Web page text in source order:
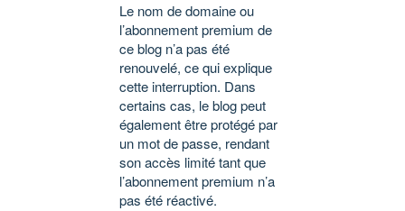
Le nom de domaine ou
l’abonnement premium de
ce blog n’a pas été
renouvelé, ce qui explique
cette interruption. Dans
certains cas, le blog peut
également être protégé par
un mot de passe, rendant
son accès limité tant que
l’abonnement premium n’a
pas été réactivé.